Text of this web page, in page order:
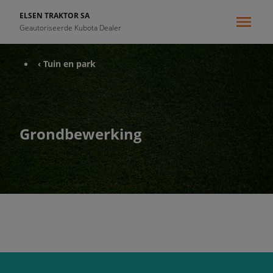
ELSEN TRAKTOR SA
Geautoriseerde Kubota Dealer
‹ Tuin en park
Grondbewerking